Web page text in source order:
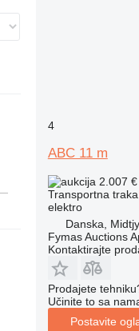
4
ABC 11 m
2.007 €
Transportna
elektro
Danska,
Fymas Auctions
Kontaktirajte
Prodajete
Učinite to sa
Postavite